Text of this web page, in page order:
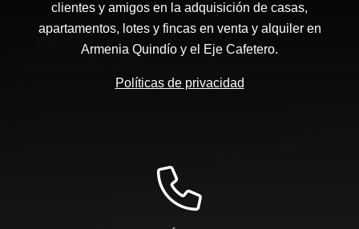
clientes y amigos en la adquisición de casas,
apartamentos, lotes y fincas en venta y alquiler en
Armenia Quindío y el Eje Cafetero.
Políticas de privacidad